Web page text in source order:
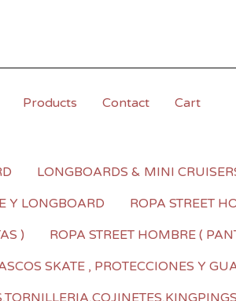
Products Contact Cart
LONGBOARDS & MINI
Y LONGBOARD
ROPA STREET
)
ROPA STREET HOMBRE (
SKATE , PROTECCIONES Y